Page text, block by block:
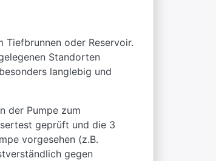
Tiefbrunnen oder Reservoir.
Standorten
langlebig und
der Pumpe zum
geprüft und die 3
vorgesehen (z.B.
gegen